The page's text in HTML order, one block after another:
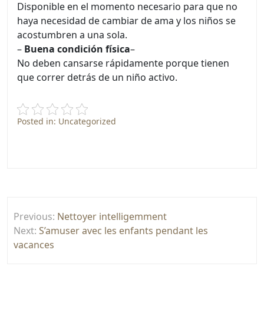
Disponible en el momento necesario para que no
haya necesidad de cambiar de ama y los niños se
acostumbren a una sola.
– Buena condición física–
No deben cansarse rápidamente porque tienen
que correr detrás de un niño activo.
Posted in: Uncategorized
navigation
Previous: Nettoyer intelligemment
Next: S’amuser avec les enfants pendant les
vacances